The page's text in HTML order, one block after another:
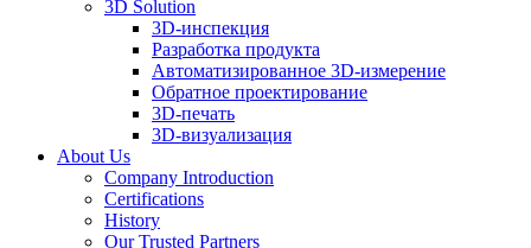
3D Solution
3D-инспекция
Разработка продукта
Автоматизированное 3D-измерение
Обратное проектирование
3D-печать
3D-визуализация
About Us
Company Introduction
Certifications
History
Our Trusted Partners